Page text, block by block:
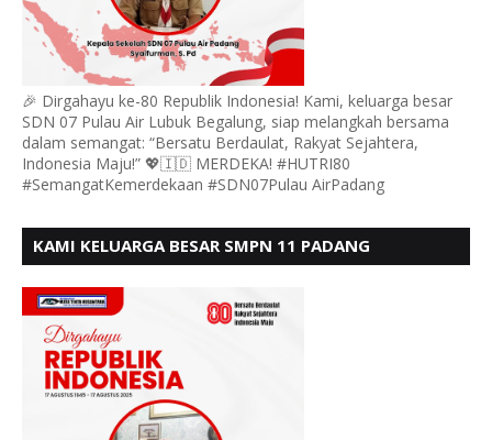
🎉 Dirgahayu ke-80 Republik Indonesia! Kami, keluarga besar
SDN 07 Pulau Air Lubuk Begalung, siap melangkah bersama
dalam semangat: “Bersatu Berdaulat, Rakyat Sejahtera,
Indonesia Maju!” 💖🇮🇩 MERDEKA! #HUTRI80
#SemangatKemerdekaan #SDN07Pulau AirPadang
KAMI KELUARGA BESAR SMPN 11 PADANG
BERDAULAT